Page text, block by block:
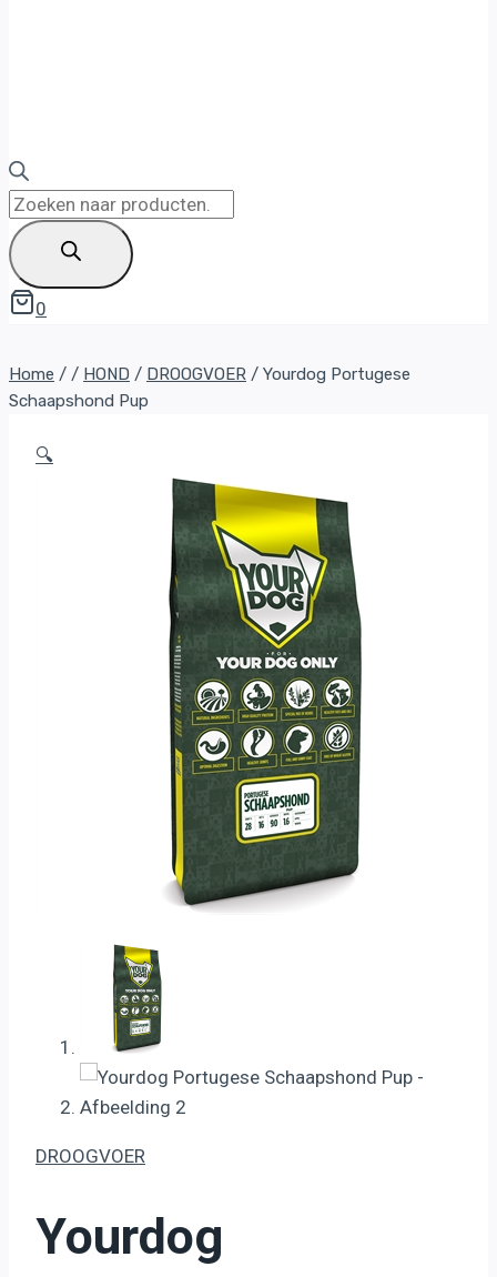
Producten
zoeken
0
Home / / HOND / DROOGVOER / Yourdog Portugese
Schaapshond Pup
🔍
DROOGVOER
Yourdog